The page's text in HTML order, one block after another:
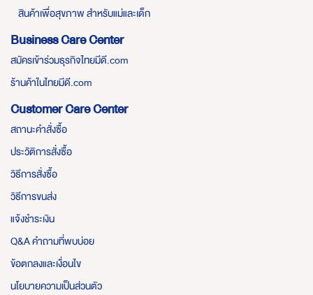
สินค้าเพื่อสุขภาพ สำหรับแม่และเด็ก
Business Care Center
สมัครเข้าร่วมธุรกิจไทยมีดี.com
ร้านค้าในไทยมีดี.com
Customer Care Center
สถานะคำสั่งซื้อ
ประวัติการสั่งซื้อ
วิธีการสั่งซื้อ
วิธีการขนส่ง
แจ้งชำระเงิน
Q&A คำถามที่พบบ่อย
ข้อตกลงและเงื่อนไข
นโยบายความเป็นส่วนตัว